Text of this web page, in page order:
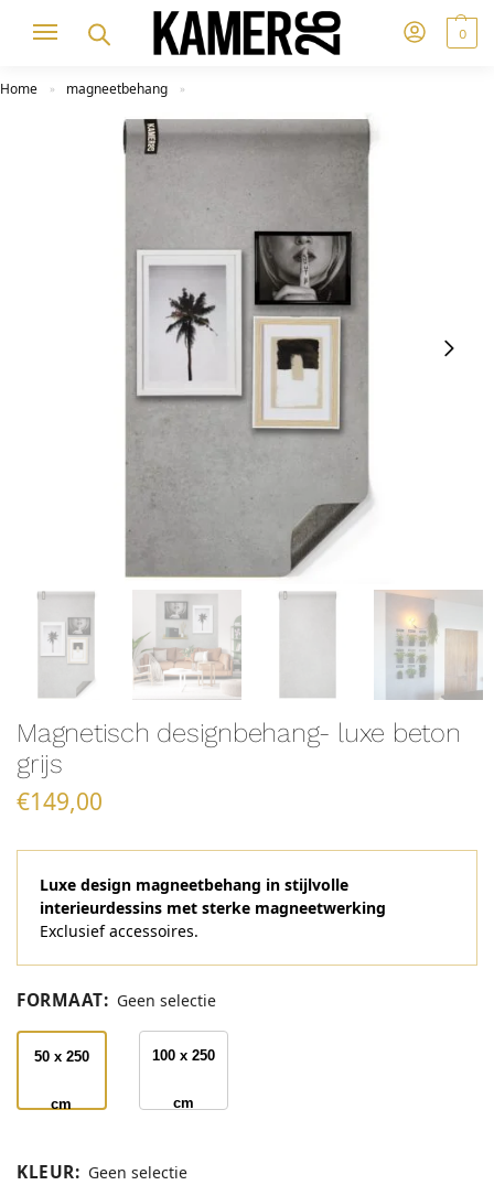
0
Home » magneetbehang »
Magnetisch designbehang- luxe beton
grijs
€149,00
Luxe design magneetbehang in stijlvolle
interieurdessins met sterke magneetwerking
Exclusief accessoires.
FORMAAT: Geen selectie
50 x 250
cm
100 x 250
cm
KLEUR: Geen selectie